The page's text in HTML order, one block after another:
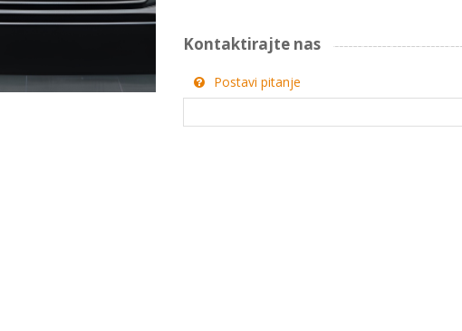
Kontaktirajte nas
Postavi pitanje